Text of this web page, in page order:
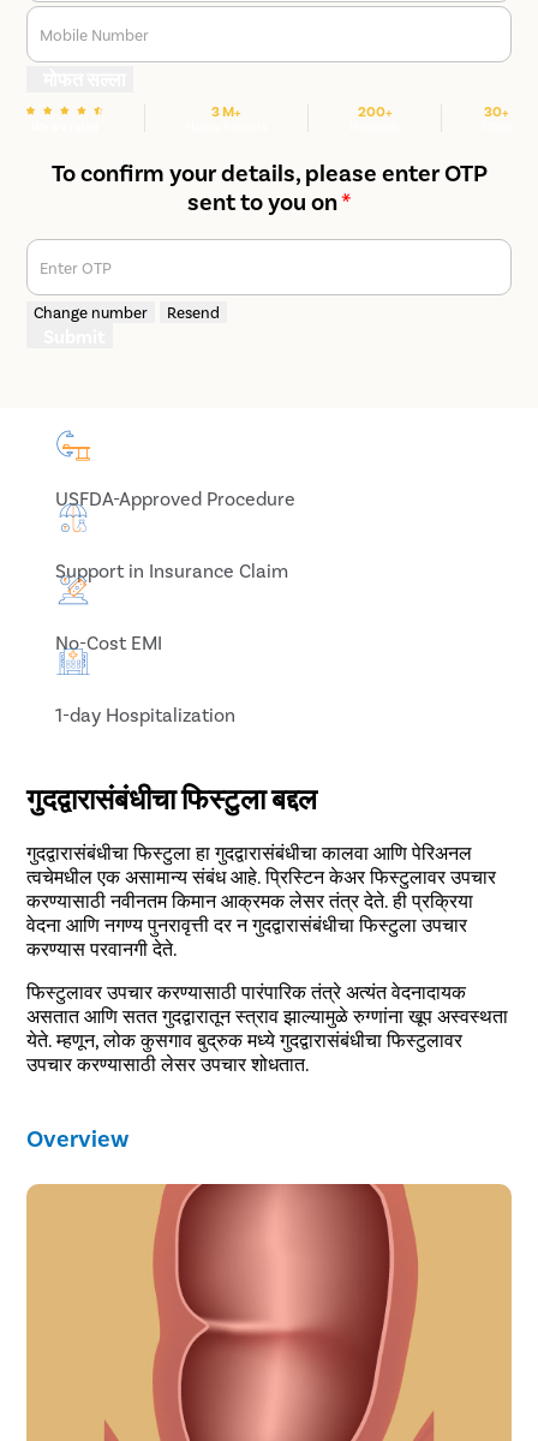
Mobile Number
3 M+ 200+ 30+
To confirm your details, please enter OTP
sent to you on*
Enter OTP
Change number Resend
USFDA-Approved Procedure
Support in Insurance Claim
No-Cost EMI
1-day Hospitalization
गुदद्वारासंबंधीचा फिस्टुला बद्दल
गुदद्वारासंबंधीचा फिस्टुला हा गुदद्वारासंबंधीचा कालवा आणि पेरिअनल
त्वचेमधील एक असामान्य संबंध आहे. प्रिस्टिन केअर फिस्टुलावर उपचार
करण्यासाठी नवीनतम किमान आक्रमक लेसर तंत्र देते. ही प्रक्रिया
वेदना आणि नगण्य पुनरावृत्ती दर न गुदद्वारासंबंधीचा फिस्टुला उपचार
करण्यास परवानगी देते.
फिस्टुलावर उपचार करण्यासाठी पारंपारिक तंत्रे अत्यंत वेदनादायक
असतात आणि सतत गुदद्वारातून स्त्राव झाल्यामुळे रुग्णांना खूप अस्वस्थता
येते. म्हणून, लोक कुसगाव बुद्रुक मध्ये गुदद्वारासंबंधीचा फिस्टुलावर
उपचार करण्यासाठी लेसर उपचार शोधतात.
Overview